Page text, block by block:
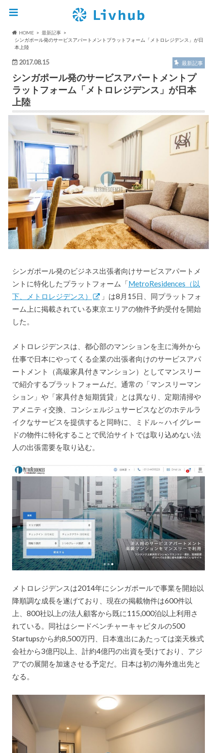
HOME
最新記事
シンガポール発のサービスアパートメントプラットフォーム「メトロレジデンス」が日
本上陸
2017.08.15 最新記事
シンガポール発のサービスアパートメントプ
ラットフォーム「メトロレジデンス」が日本
上陸
シンガポール発のビジネス出張者向けサービスアパートメ
ントに特化したプラットフォーム「MetroResidences（以
下、メトロレジデンス）
」は8月15日、同プラットフォ
ーム上に掲載されている東京エリアの物件予約受付を開始
した。
メトロレジデンスは、都心部のマンションを主に海外から
仕事で日本にやってくる企業の出張者向けのサービスアパ
ートメント（高級家具付きマンション）としてマンスリー
で紹介するプラットフォームだ。通常の「マンスリーマン
ション」や「家具付き短期賃貸」とは異なり、定期清掃や
アメニティ交換、コンシェルジュサービスなどのホテルラ
イクなサービスを提供すると同時に、ミドル～ハイグレー
ドの物件に特化することで民泊サイトでは取り込めない法
人の出張需要を取り込む。
メトロレジデンスは2014年にシンガポールで事業を開始以
降順調な成長を遂げており、現在の掲載物件は600件以
上、800社以上の法人顧客から既に115,000泊以上利用さ
れている。同社はシードベンチャーキャピタルの500
Startupsから約8,500万円、日本進出にあたっては楽天株式
会社から3億円以上、計約4億円の出資を受けており、アジ
アでの展開を加速させる予定だ。日本は初の海外進出先と
なる。